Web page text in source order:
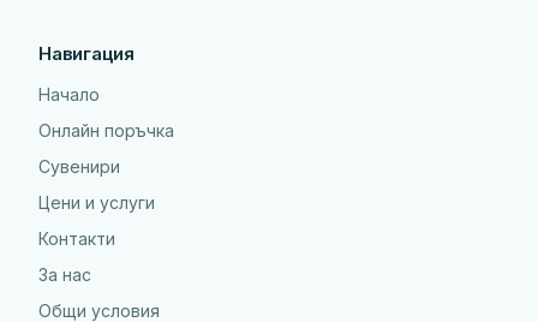
Навигация
Начало
Онлайн поръчка
Сувенири
Цени и услуги
Контакти
За нас
Общи условия